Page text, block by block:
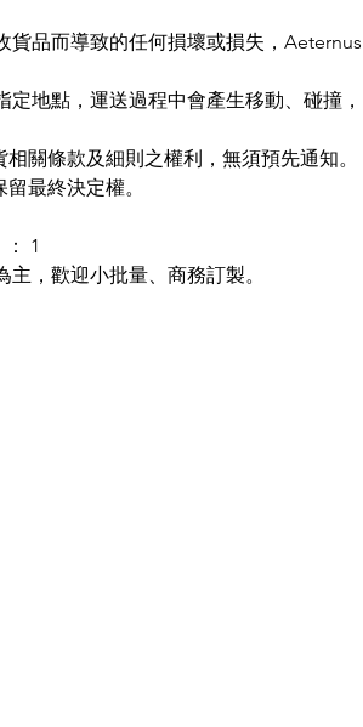
貨品而導致的任何損壞或損失，Aeternus
地點，運送過程中會產生移動、碰撞，
關條款及細則之權利，無須預先通知。
最終決定權。
1
，歡迎小批量、商務訂製。